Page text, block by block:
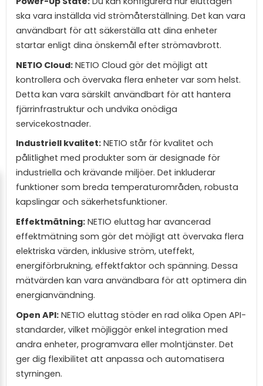
ska vara inställda vid strömåterställning. Det kan vara
användbart för att säkerställa att dina enheter
startar enligt dina önskemål efter strömavbrott.
NETIO Cloud: NETIO Cloud gör det möjligt att
kontrollera och övervaka flera enheter var som helst.
Detta kan vara särskilt användbart för att hantera
fjärrinfrastruktur och undvika onödiga
servicekostnader.
Industriell kvalitet: NETIO står för kvalitet och
pålitlighet med produkter som är designade för
industriella och krävande miljöer. Det inkluderar
funktioner som breda temperaturområden, robusta
kapslingar och säkerhetsfunktioner.
Effektmätning: NETIO eluttag har avancerad
effektmätning som gör det möjligt att övervaka flera
elektriska värden, inklusive ström, uteffekt,
energiförbrukning, effektfaktor och spänning. Dessa
mätvärden kan vara användbara för att optimera din
energianvändning.
Open API: NETIO eluttag stöder en rad olika Open API-
standarder, vilket möjliggör enkel integration med
andra enheter, programvara eller molntjänster. Det
ger dig flexibilitet att anpassa och automatisera
styrningen.